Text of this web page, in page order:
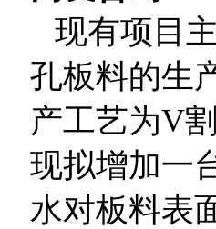
现有项目
孔板料的生
产工艺为V
现拟增加一
水对板料表